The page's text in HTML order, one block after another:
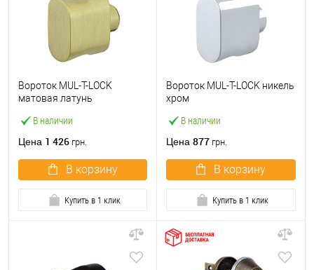
В наличии
Вороток MUL-T-LOCK
матовая латунь
Цена 1 426 грн.
В корзину
Купить в 1 клик
В наличии
Вороток MUL-T-LOCK никель
хром
Цена 877 грн.
В корзину
Купить в 1 клик